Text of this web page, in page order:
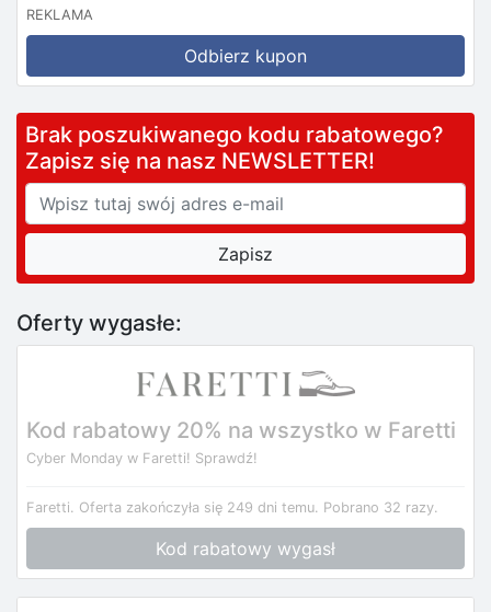
REKLAMA
Odbierz kupon
Brak poszukiwanego kodu rabatowego?
Zapisz się na nasz NEWSLETTER!
Oferty wygasłe:
Kod rabatowy 20% na wszystko w Faretti
Cyber Monday w Faretti! Sprawdź!
Faretti. Oferta zakończyła się 249 dni temu. Pobrano 32 razy.
Kod rabatowy wygasł